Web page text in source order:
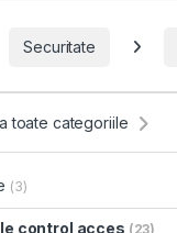
Securitate
toate categoriile
(3)
control acces (23)